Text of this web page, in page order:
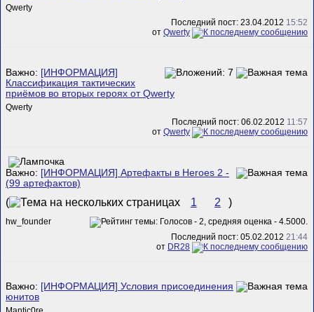
Qwerty
Последний пост: 23.04.2012 15:52
от Qwerty
Важно: [ИНФОРМАЦИЯ]
Классификация тактических
приёмов во вторых героях от Qwerty
Qwerty
Последний пост: 06.02.2012 11:57
от Qwerty
Важно: [ИНФОРМАЦИЯ] Артефакты в Heroes 2 -
(99 артефактов)
( 1 2 )
hw_founder
Последний пост: 05.02.2012 21:44
от DR28
Важно: [ИНФОРМАЦИЯ] Условия присоединения
юнитов